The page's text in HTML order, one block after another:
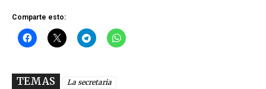
Comparte esto:
TEMAS La secretaria